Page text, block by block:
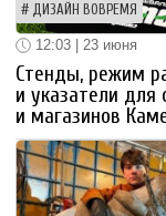
ДИЗАЙН ВОВРЕМЯ
12:03 | 23 июня
Стенды, режим
и указатели для
и магазинов